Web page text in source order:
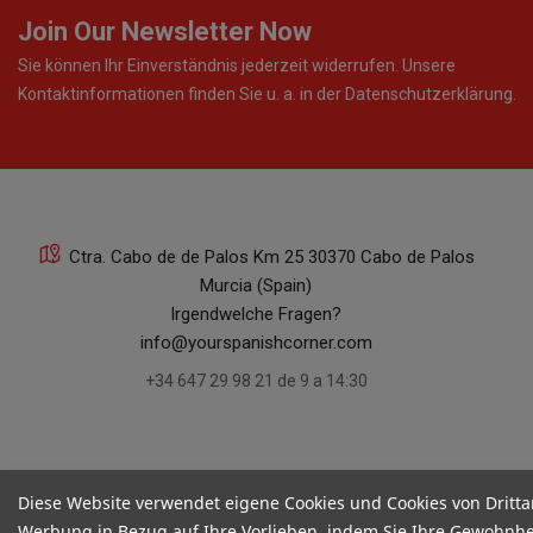
Join Our Newsletter Now
Sie können Ihr Einverständnis jederzeit widerrufen. Unsere
Kontaktinformationen finden Sie u. a. in der Datenschutzerklärung.
Ctra. Cabo de de Palos Km 25 30370 Cabo de Palos
Murcia (Spain)
Irgendwelche Fragen?
info@yourspanishcorner.com
+34 647 29 98 21 de 9 a 14:30
Diese Website verwendet eigene Cookies und Cookies von